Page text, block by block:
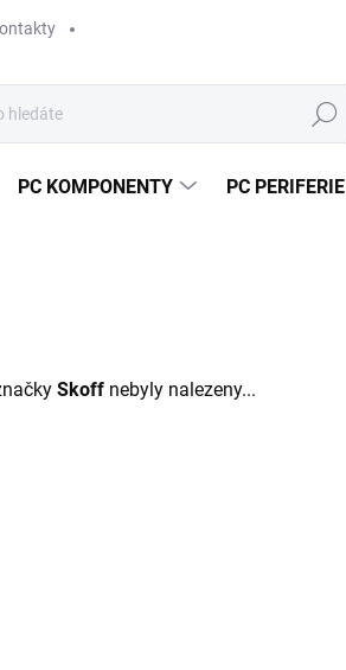
Hledat
PC KOMPONENTY PC PERIFERIE
Skoff nebyly nalezeny...